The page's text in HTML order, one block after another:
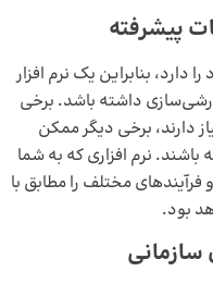
پیشرفته
دارد، بنابراین یک نرم‌ افزار
داشته باشد. برخی
دارند، برخی دیگر ممکن
نرم‌ افزاری که به شما
مختلف را مطابق با
بود.